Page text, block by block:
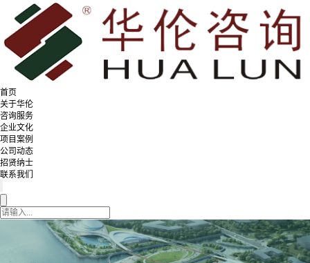
首页
关于华伦
咨询服务
企业文化
项目案例
公司动态
招贤纳士
联系我们